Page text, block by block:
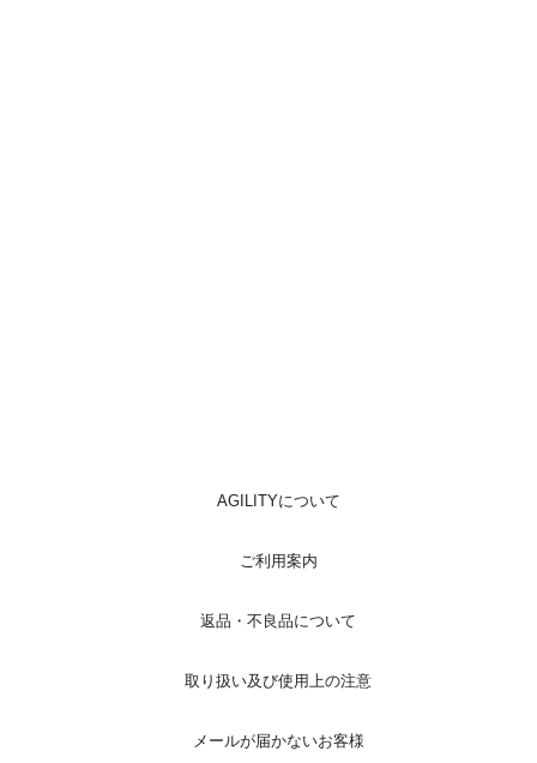
AGILITYについて
ご利用案内
返品・不良品について
取り扱い及び使用上の注意
メールが届かないお客様